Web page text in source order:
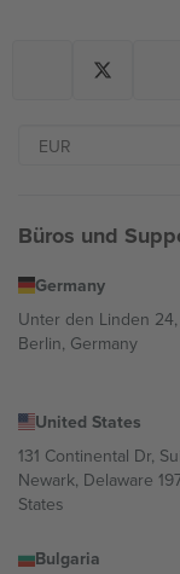
Büros und
Germany
Unter den Linden 24,
Berlin, Germany
United States
131 Continental Dr,
Newark, Delaware
States
Bulgaria